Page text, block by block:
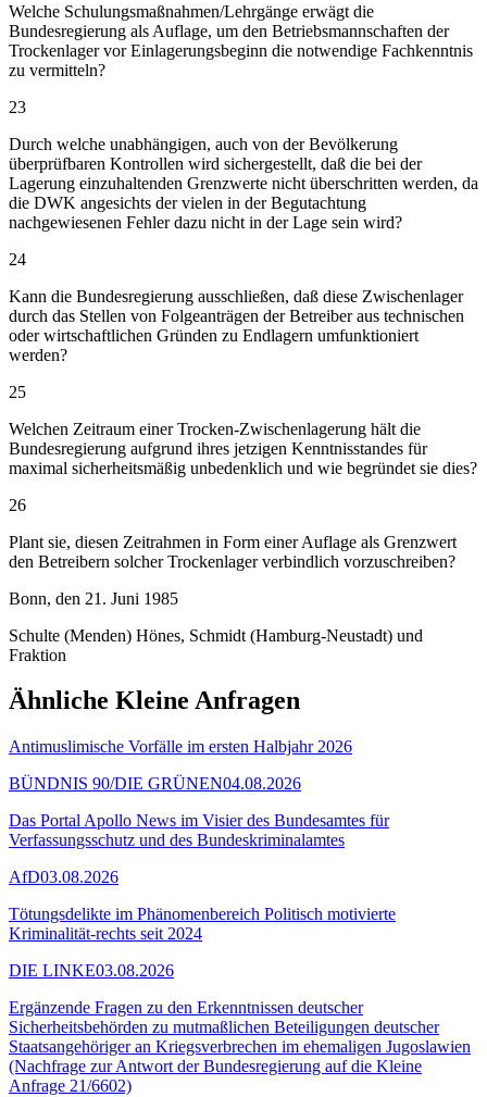
Welche Schulungsmaßnahmen/Lehrgänge erwägt die
Bundesregierung als Auflage, um den Betriebsmannschaften der
Trockenlager vor Einlagerungsbeginn die notwendige Fachkenntnis
zu vermitteln?
23
Durch welche unabhängigen, auch von der Bevölkerung
überprüfbaren Kontrollen wird sichergestellt, daß die bei der
Lagerung einzuhaltenden Grenzwerte nicht überschritten werden, da
die DWK angesichts der vielen in der Begutachtung
nachgewiesenen Fehler dazu nicht in der Lage sein wird?
24
Kann die Bundesregierung ausschließen, daß diese Zwischenlager
durch das Stellen von Folgeanträgen der Betreiber aus technischen
oder wirtschaftlichen Gründen zu Endlagern umfunktioniert
werden?
25
Welchen Zeitraum einer Trocken-Zwischenlagerung hält die
Bundesregierung aufgrund ihres jetzigen Kenntnisstandes für
maximal sicherheitsmäßig unbedenklich und wie begründet sie dies?
26
Plant sie, diesen Zeitrahmen in Form einer Auflage als Grenzwert
den Betreibern solcher Trockenlager verbindlich vorzuschreiben?
Bonn, den 21. Juni 1985
Schulte (Menden) Hönes, Schmidt (Hamburg-Neustadt) und
Fraktion
Ähnliche Kleine Anfragen
Antimuslimische Vorfälle im ersten Halbjahr 2026
BÜNDNIS 90/DIE GRÜNEN04.08.2026
Das Portal Apollo News im Visier des Bundesamtes für
Verfassungsschutz und des Bundeskriminalamtes
AfD03.08.2026
Tötungsdelikte im Phänomenbereich Politisch motivierte
Kriminalität-rechts seit 2024
DIE LINKE03.08.2026
Ergänzende Fragen zu den Erkenntnissen deutscher
Sicherheitsbehörden zu mutmaßlichen Beteiligungen deutscher
Staatsangehöriger an Kriegsverbrechen im ehemaligen Jugoslawien
(Nachfrage zur Antwort der Bundesregierung auf die Kleine
Anfrage 21/6602)